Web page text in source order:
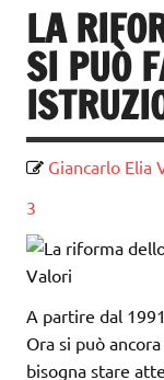
LA
SI PUÒ
Giancarlo Elia
3
A partire dal
Ora si può
bisogna stare